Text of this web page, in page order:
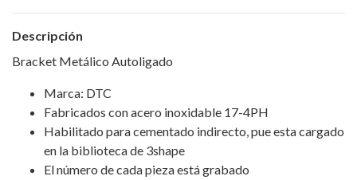
Descripción
Bracket Metálico Autoligado
Marca: DTC
Fabricados con acero inoxidable 17-4PH
Habilitado para cementado indirecto, pue esta cargado
en la biblioteca de 3shape
El número de cada pieza está grabado